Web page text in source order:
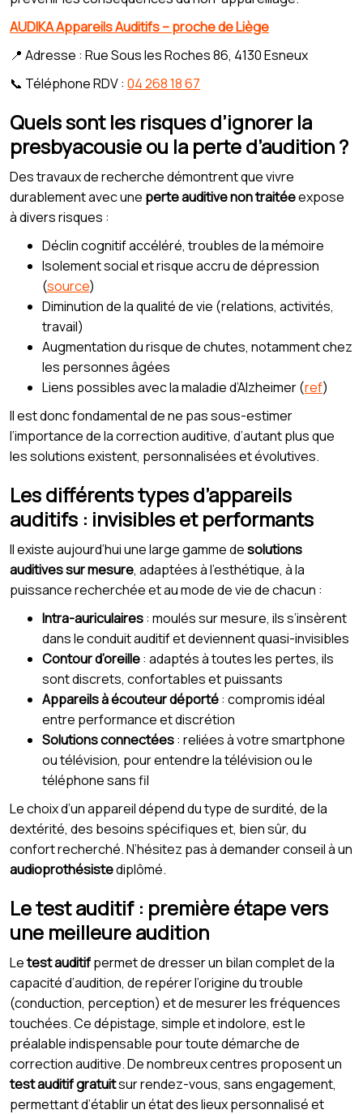
AUDIKA Appareils Auditifs – proche de Liège
📍 Adresse : Rue Sous les Roches 86, 4130 Esneux
📞 Téléphone RDV : 04 268 18 67
Quels sont les risques d’ignorer la
presbyacousie ou la perte d’audition ?
Des travaux de recherche démontrent que vivre
durablement avec une perte auditive non traitéeexpose
à divers risques :
Déclin cognitif accéléré, troubles de la mémoire
Isolement social et risque accru de dépression
(source)
Diminution de la qualité de vie (relations, activités,
travail)
Augmentation du risque de chutes, notamment chez
les personnes âgées
Liens possibles avec la maladie d’Alzheimer (ref)
Il est donc fondamental de ne pas sous-estimer
l’importance de la correction auditive, d’autant plus que
les solutions existent, personnalisées et évolutives.
Les différents types d’appareils
auditifs : invisibles et performants
Il existe aujourd’hui une large gamme desolutions
auditives sur mesure, adaptées à l’esthétique, à la
puissance recherchée et au mode de vie de chacun :
Intra-auriculaires: moulés sur mesure, ils s’insèrent
dans le conduit auditif et deviennent quasi-invisibles
Contour d’oreille: adaptés à toutes les pertes, ils
sont discrets, confortables et puissants
Appareils à écouteur déporté: compromis idéal
entre performance et discrétion
Solutions connectées: reliées à votre smartphone
ou télévision, pour entendre la télévision ou le
téléphone sans fil
Le choix d’un appareil dépend du type de surdité, de la
dextérité, des besoins spécifiques et, bien sûr, du
confort recherché. N’hésitez pas à demander conseil à un
audioprothésistediplômé.
Le test auditif : première étape vers
une meilleure audition
Letest auditifpermet de dresser un bilan complet de la
capacité d’audition, de repérer l’origine du trouble
(conduction, perception) et de mesurer les fréquences
touchées. Ce dépistage, simple et indolore, est le
préalable indispensable pour toute démarche de
correction auditive. De nombreux centres proposent un
test auditif gratuitsur rendez-vous, sans engagement,
permettant d’établir un état des lieux personnalisé et